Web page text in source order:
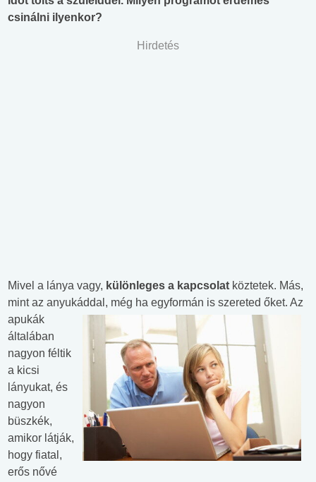
csinálni ilyenkor?
Hirdetés
Mivel a lánya vagy, különleges a kapcsolat köztetek. Más,
mint az anyukáddal, még ha egyformán is szereted őket. Az
apukák
általában
nagyon féltik
a kicsi
lányukat, és
nagyon
büszkék,
amikor látják,
hogy fiatal,
erős nővé